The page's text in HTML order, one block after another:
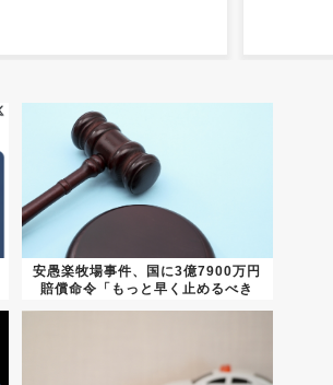
安愚楽牧場事件、国に3億7900万円
賠償命令「もっと早く止めるべき